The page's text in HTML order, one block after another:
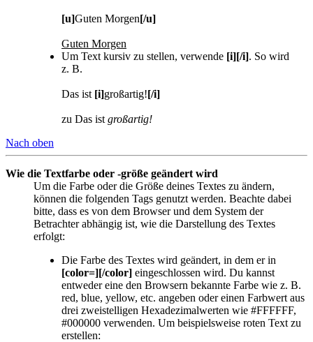
[u]Guten Morgen[/u]
Guten Morgen
Um Text kursiv zu stellen, verwende [i][/i]. So wird
z. B.
Das ist [i]großartig![/i]
zu Das ist großartig!
Nach oben
Wie die Textfarbe oder -größe geändert wird
Um die Farbe oder die Größe deines Textes zu ändern,
können die folgenden Tags genutzt werden. Beachte dabei
bitte, dass es von dem Browser und dem System der
Betrachter abhängig ist, wie die Darstellung des Textes
erfolgt:
Die Farbe des Textes wird geändert, in dem er in
[color=][/color] eingeschlossen wird. Du kannst
entweder eine den Browsern bekannte Farbe wie z. B.
red, blue, yellow, etc. angeben oder einen Farbwert aus
drei zweistelligen Hexadezimalwerten wie #FFFFFF,
#000000 verwenden. Um beispielsweise roten Text zu
erstellen: